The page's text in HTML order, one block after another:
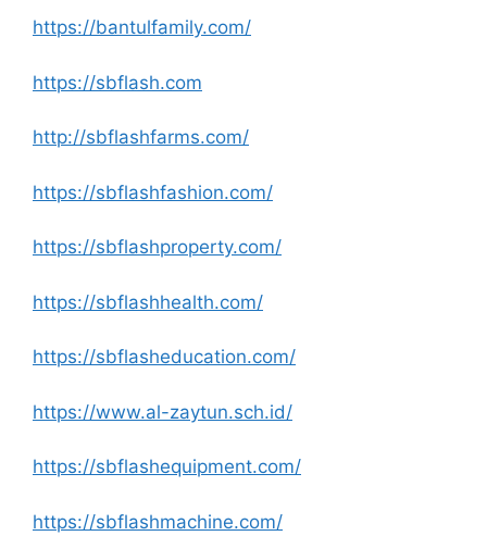
https://bantulfamily.com/
https://sbflash.com
http://sbflashfarms.com/
https://sbflashfashion.com/
https://sbflashproperty.com/
https://sbflashhealth.com/
https://sbflasheducation.com/
https://www.al-zaytun.sch.id/
https://sbflashequipment.com/
https://sbflashmachine.com/